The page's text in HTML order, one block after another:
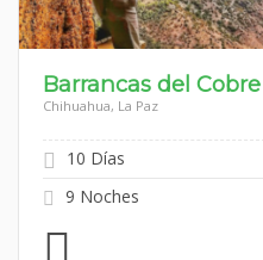
Barrancas del
Chihuahua, La Paz
10 Días
9 Noches